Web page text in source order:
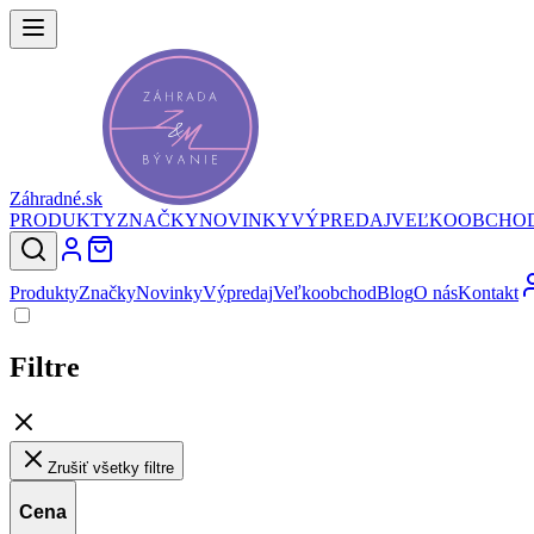
Záhradné.sk
PRODUKTYZNAČKYNOVINKYVÝPREDAJ
ProduktyZnačkyNovinkyVýpredajVeľkoobchodBlogO násKontakt
Filtre
Zrušiť všetky filtre
Cena